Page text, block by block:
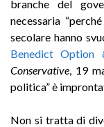
branche del
necessaria
secolare hanno
Benedict Option
Conservative , 19
politica” è
Non si tratta di